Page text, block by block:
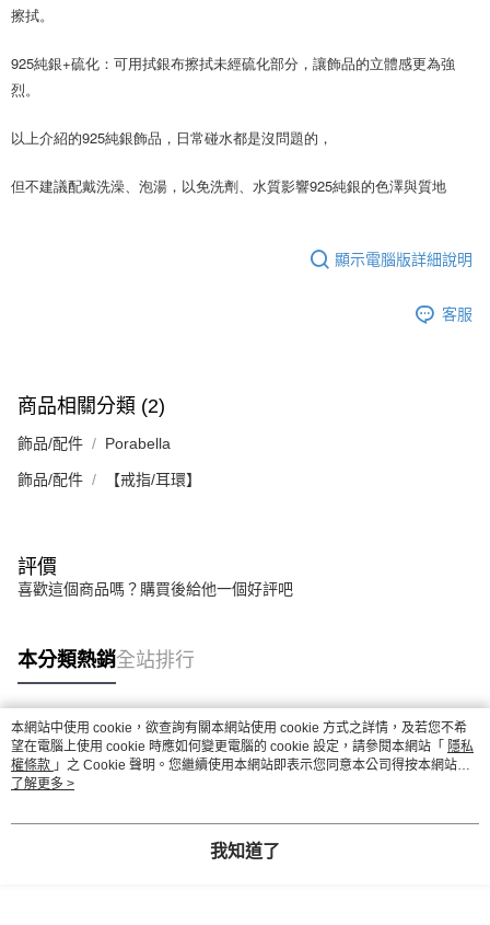
擦拭。
925純銀+硫化：可用拭銀布擦拭未經硫化部分，讓飾品的立體感更為強
烈。
以上介紹的925純銀飾品，日常碰水都是沒問題的，
但不建議配戴洗澡、泡湯，以免洗劑、水質影響925純銀的色澤與質地
顯示電腦版詳細說明
客服
商品相關分類 (2)
飾品/配件 Porabella
飾品/配件 【戒指/耳環】
評價
喜歡這個商品嗎？購買後給他一個好評吧
本分類熱銷全站排行
熱門標籤
本網站中使用 cookie，欲查詢有關本網站使用 cookie 方式之詳情，及若您不希
望在電腦上使用 cookie 時應如何變更電腦的 cookie 設定，請參閱本網站「 隱私
權條款 」之 Cookie 聲明。您繼續使用本網站即表示您同意本公司得按本網站使
用條款之 Cookie 聲明使用 cookie。
了解更多 >
我知道了